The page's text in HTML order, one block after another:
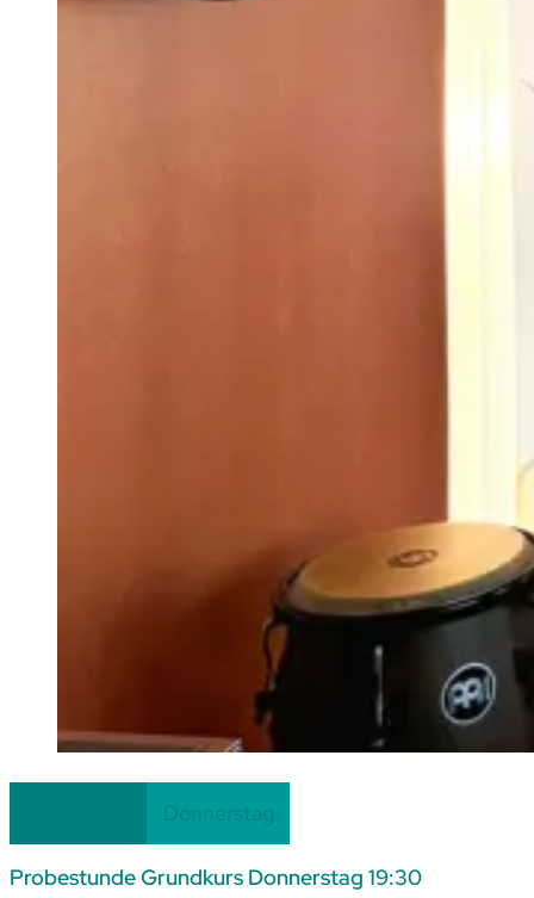
Donnerstag
Probestunde Grundkurs Donnerstag 19:30